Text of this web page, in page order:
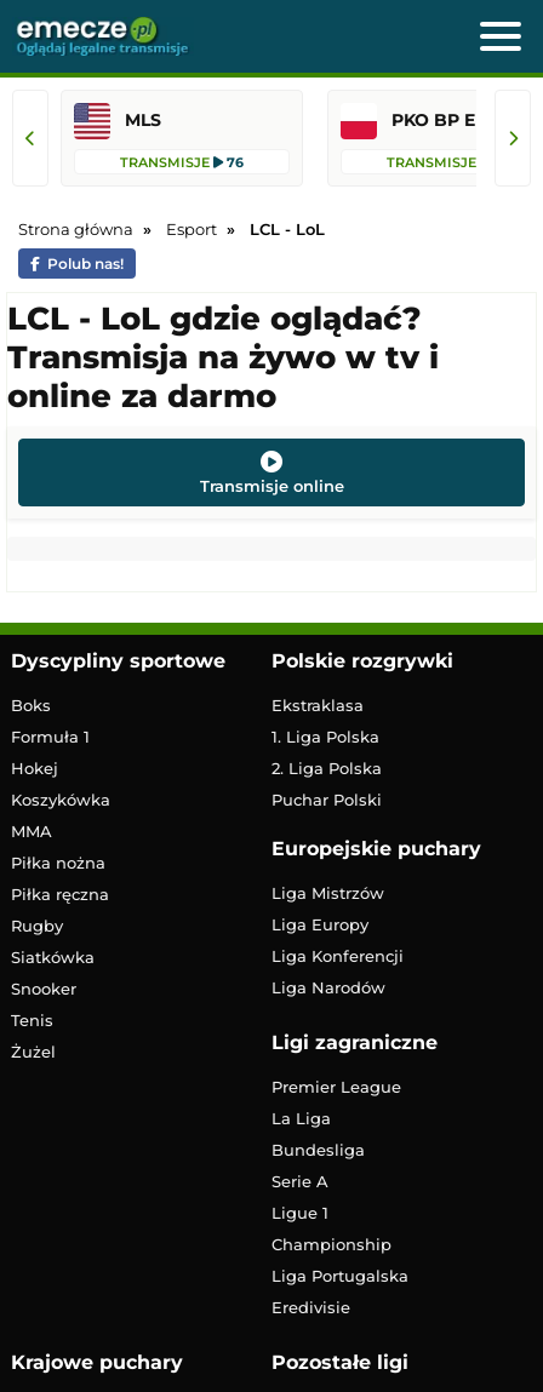
MLS
TRANSMISJE 76 TRANSMISJE
Strona główna Esport LCL - LoL
Polub nas!
LCL - LoL gdzie oglądać?
Transmisja na żywo w tv i
online za darmo
Transmisje online
Dyscypliny sportowe
Boks
Formuła 1
Hokej
Koszykówka
MMA
Piłka nożna
Piłka ręczna
Rugby
Siatkówka
Snooker
Tenis
Żużel
Polskie rozgrywki
Ekstraklasa
1. Liga Polska
2. Liga Polska
Puchar Polski
Europejskie puchary
Liga Mistrzów
Liga Europy
Liga Konferencji
Liga Narodów
Ligi zagraniczne
Premier League
La Liga
Bundesliga
Serie A
Ligue 1
Championship
Liga Portugalska
Eredivisie
Krajowe puchary Pozostałe ligi